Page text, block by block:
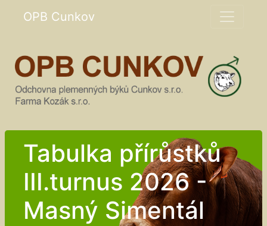
OPB Cunkov
Tabulka přírůstků
III.turnus 2026 -
Masný Simentál